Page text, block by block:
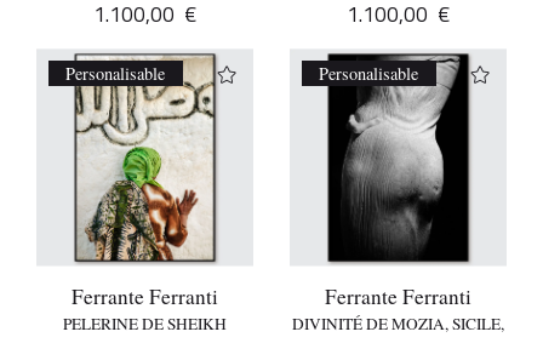
1.100,00 € 1.100,00 €
Personalisable
Ferrante Ferranti
PELERINE DE SHEIKH
Personalisable
Ferrante Ferranti
DIVINITÉ DE MOZIA, SICILE,